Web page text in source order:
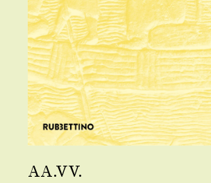
AA.VV.